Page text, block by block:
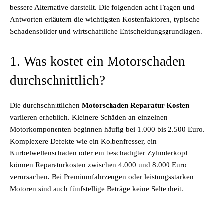
bessere Alternative darstellt. Die folgenden acht Fragen und
Antworten erläutern die wichtigsten Kostenfaktoren, typische
Schadensbilder und wirtschaftliche Entscheidungsgrundlagen.
1. Was kostet ein Motorschaden
durchschnittlich?
Die durchschnittlichen Motorschaden Reparatur Kosten
variieren erheblich. Kleinere Schäden an einzelnen
Motorkomponenten beginnen häufig bei 1.000 bis 2.500 Euro.
Komplexere Defekte wie ein Kolbenfresser, ein
Kurbelwellenschaden oder ein beschädigter Zylinderkopf
können Reparaturkosten zwischen 4.000 und 8.000 Euro
verursachen. Bei Premiumfahrzeugen oder leistungsstarken
Motoren sind auch fünfstellige Beträge keine Seltenheit.